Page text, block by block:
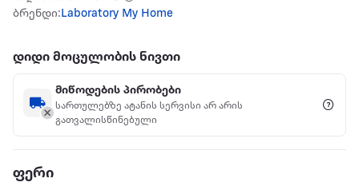
ბრენდი: Laboratory My Home
დიდი მოცულობის ნივთი
მიწოდების პირობები
სართულებზე ატანის სერვისი არ არის
გათვალისწინებული
ფერი